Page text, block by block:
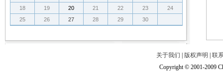
18
19 20 21 22 23
24
25
26 27 28 29 30
关于我们 版权声明
联
Copyright © 2001-2009